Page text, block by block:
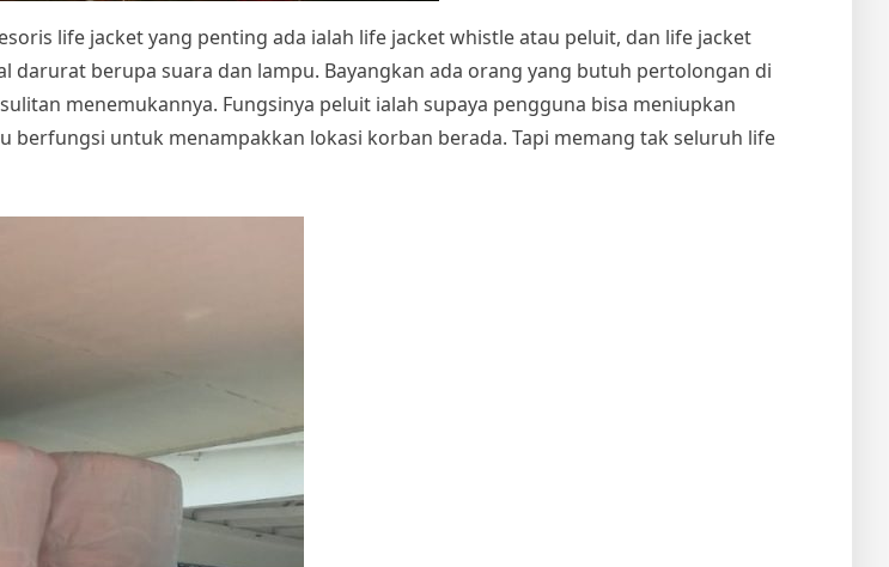
life jacket yang penting ada ialah life jacket whistle atau peluit, dan life jacket
darurat berupa suara dan lampu. Bayangkan ada orang yang butuh pertolongan di
menemukannya. Fungsinya peluit ialah supaya pengguna bisa meniupkan
untuk menampakkan lokasi korban berada. Tapi memang tak seluruh life